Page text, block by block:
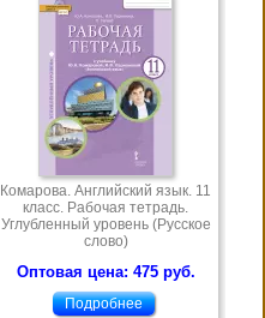
Комарова. Английский язык. 11
класс. Рабочая тетрадь.
Углубленный уровень (Русское
слово)
Оптовая цена: 475 руб.
Подробнее